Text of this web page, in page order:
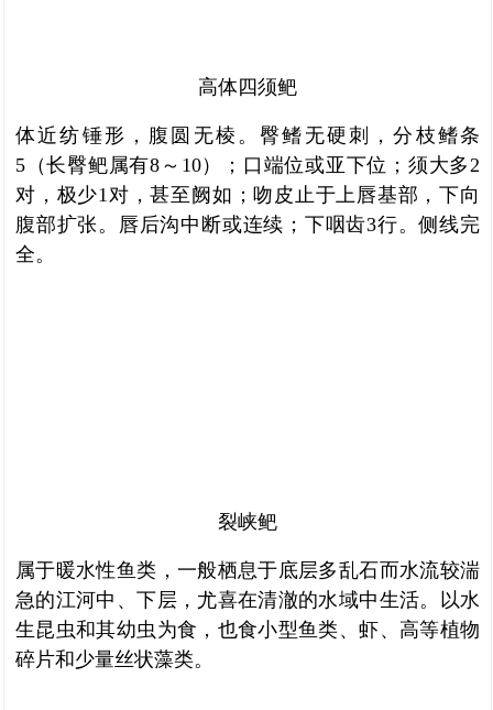
高体四须鲃
体近纺锤形，腹圆无棱。臀鳍无硬刺，分枝鳍条
5（长臀鲃属有8～10）；口端位或亚下位；须大多2
对，极少1对，甚至阙如；吻皮止于上唇基部，下向
腹部扩张。唇后沟中断或连续；下咽齿3行。侧线完
全。
裂峡鲃
属于暖水性鱼类，一般栖息于底层多乱石而水流较湍
急的江河中、下层，尤喜在清澈的水域中生活。以水
生昆虫和其幼虫为食，也食小型鱼类、虾、高等植物
碎片和少量丝状藻类。